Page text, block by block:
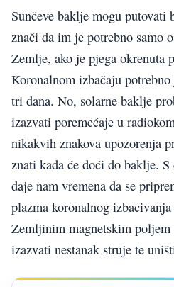
Sunčeve baklje mogu putovati
znači da im je potrebno samo
Zemlje, ako je pjega okrenuta
Koronalnom izbačaju
tri dana. No, solarne baklje
izazvati poremećaje u
nikakvih znakova upozorenja
znati kada će doći do baklje.
daje nam vremena da se
plazma koronalnog
Zemljinim magnetskim
izazvati nestanak struje te